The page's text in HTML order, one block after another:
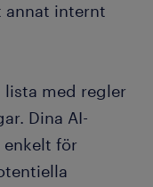
annat internt
med regler
Dina AI-
för